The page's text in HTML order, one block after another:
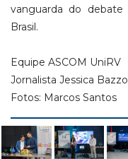
vanguarda do
Brasil.
Equipe ASCOM UniRV
Jornalista Jessica
Fotos: Marcos Santos